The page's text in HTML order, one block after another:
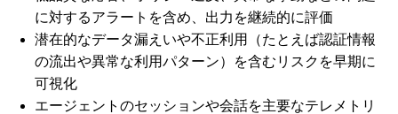
に対するアラートを含め、出力を継続的に評価
潜在的なデータ漏えいや不正利用（たとえば認証情報
の流出や異常な利用パターン）を含むリスクを早期に
可視化
エージェントのセッションや会話を主要なテレメトリ